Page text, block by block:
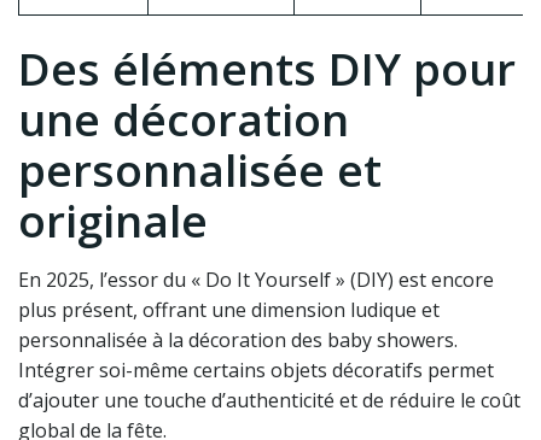
Des éléments DIY pour
une décoration
personnalisée et
originale
En 2025, l’essor du « Do It Yourself » (DIY) est encore
plus présent, offrant une dimension ludique et
personnalisée à la décoration des baby showers.
Intégrer soi-même certains objets décoratifs permet
d’ajouter une touche d’authenticité et de réduire le coût
global de la fête.